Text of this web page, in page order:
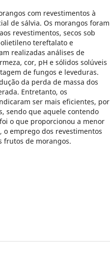
com revestimentos à
de sálvia. Os morangos foram
revestimentos, secos sob
tereftalato e
realizadas análises de
cor, pH e sólidos solúveis
de fungos e leveduras.
da perda de massa dos
Entretanto, os
ser mais eficientes, por
sendo que aquele contendo
o que proporcionou a menor
emprego dos revestimentos
frutos de morangos.